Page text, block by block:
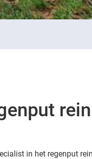
in het regenput